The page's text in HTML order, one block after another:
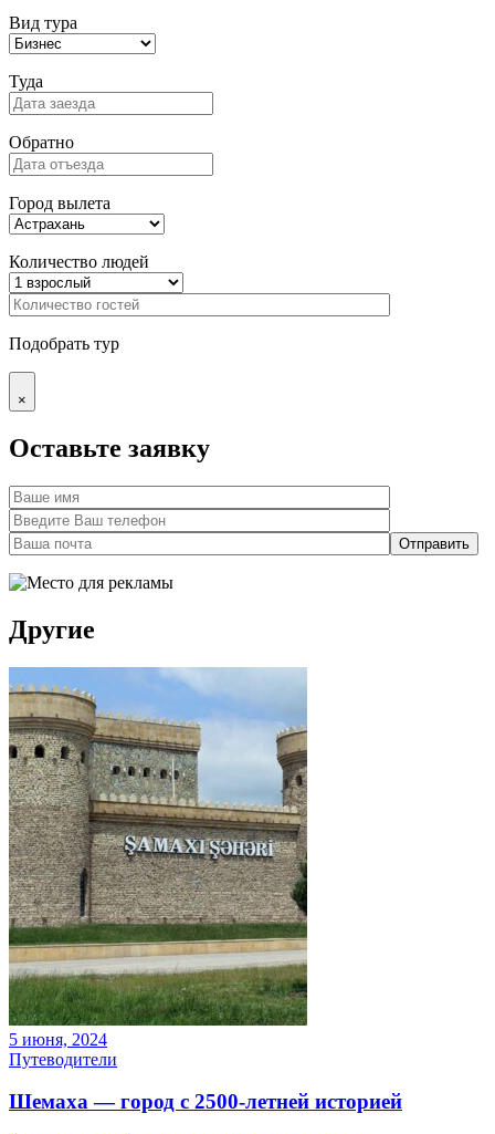
Вид тура
Туда
Обратно
Город вылета
Количество людей
Подобрать тур
×
Оставьте заявку
Другие
5 июня, 2024
Путеводители
Шемаха — город с 2500-летней историей